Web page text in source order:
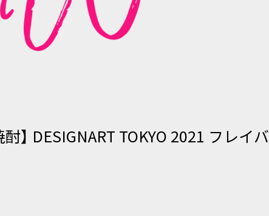
酎】 DESIGNART TOKYO 2021 フレイ
会社ドリーム・ラボが収集し、利用する全ての個人情報をそ
的指針を定めるものです。
情報を取り扱うにあたっては、「個人情報の保護に関する法
よび本プライバシーポリシーを遵守いたします。
な範囲で個人情報を収集することがあります。
目的を達成するために必要な限度を超えないものとします。
法令により例外として扱うことが認められている場合を除